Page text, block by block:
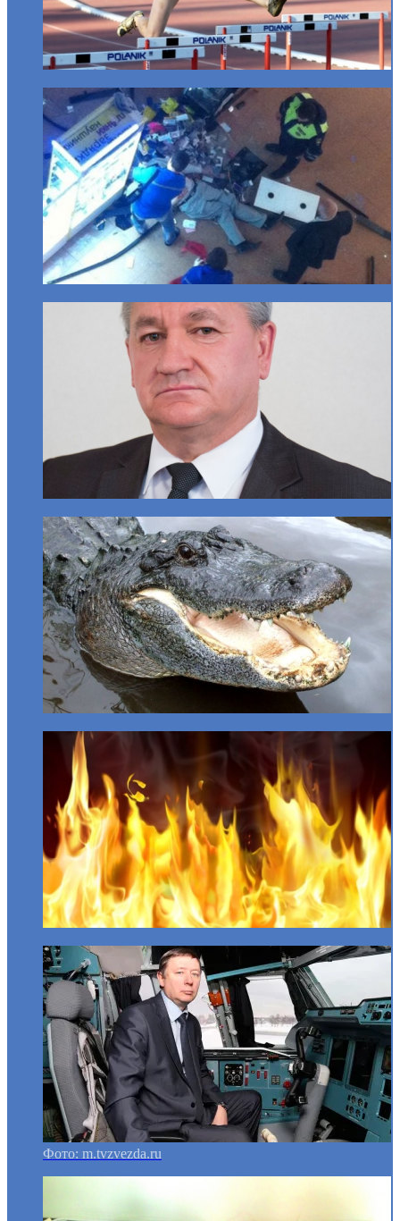
Фото: m.tvzvezda.ru